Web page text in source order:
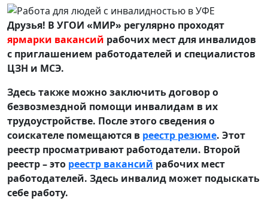
Друзья! В УГОИ «МИР» регулярно проходят
ярмарки вакансий рабочих мест для инвалидов
с приглашением работодателей и специалистов
ЦЗН и МСЭ.
Здесь также можно заключить договор о
безвозмездной помощи инвалидам в их
трудоустройстве. После этого сведения о
соискателе помещаются в реестр резюме. Этот
реестр просматривают работодатели. Второй
реестр – это реестр вакансий рабочих мест
работодателей. Здесь инвалид может подыскать
себе работу.